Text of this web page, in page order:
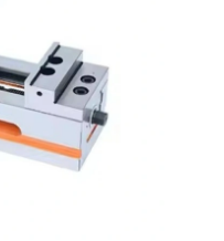
Ê tô tự định tâm
Centering Precision